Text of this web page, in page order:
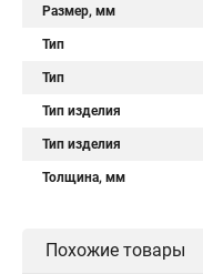
Размер, мм
Тип
Тип
Тип изделия
Тип изделия
Толщина, мм
Похожие товары